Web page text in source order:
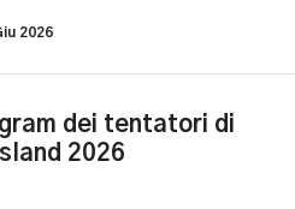
2026
dei tentatori di
2026